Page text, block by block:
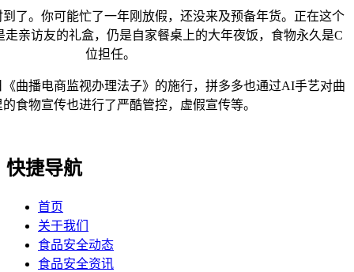
。你可能忙了一年刚放假，还没来及预备年货。正在这个
亲访友的礼盒，仍是自家餐桌上的大年夜饭，食物永久是C
位担任。
播电商监视办理法子》的施行，拼多多也通过AI手艺对曲
食物宣传也进行了严酷管控，虚假宣传等。
快捷导航
首页
关于我们
食品安全动态
食品安全资讯